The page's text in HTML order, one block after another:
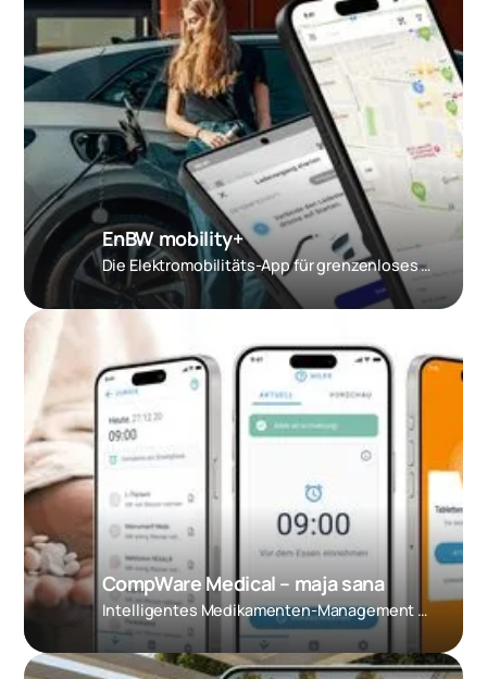
EnBW mobility+
Die Elektromobilitäts-App für grenzenloses Laden
CompWare Medical – maja sana
Intelligentes Medikamenten-Management für zu Hause